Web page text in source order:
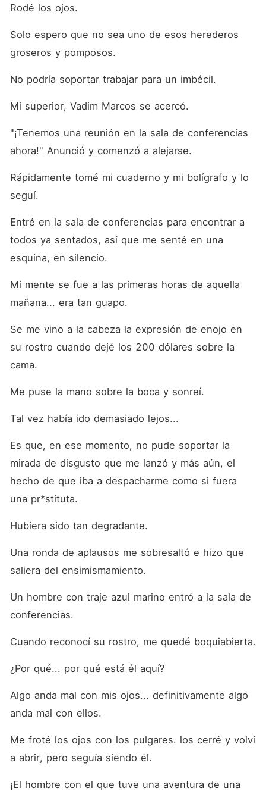
Rodé los ojos.
Solo espero que no sea uno de esos herederos
groseros y pomposos.
No podría soportar trabajar para un imbécil.
Mi superior, Vadim Marcos se acercó.
"¡Tenemos una reunión en la sala de conferencias
ahora!" Anunció y comenzó a alejarse.
Rápidamente tomé mi cuaderno y mi bolígrafo y lo
seguí.
Entré en la sala de conferencias para encontrar a
todos ya sentados, así que me senté en una
esquina, en silencio.
Mi mente se fue a las primeras horas de aquella
mañana... era tan guapo.
Se me vino a la cabeza la expresión de enojo en
su rostro cuando dejé los 200 dólares sobre la
cama.
Me puse la mano sobre la boca y sonreí.
Tal vez había ido demasiado lejos...
Es que, en ese momento, no pude soportar la
mirada de disgusto que me lanzó y más aún, el
hecho de que iba a despacharme como si fuera
una pr*stituta.
Hubiera sido tan degradante.
Una ronda de aplausos me sobresaltó e hizo que
saliera del ensimismamiento.
Un hombre con traje azul marino entró a la sala de
conferencias.
Cuando reconocí su rostro, me quedé boquiabierta.
¿Por qué... por qué está él aquí?
Algo anda mal con mis ojos... definitivamente algo
anda mal con ellos.
Me froté los ojos con los pulgares. los cerré y volví
a abrir, pero seguía siendo él.
¡El hombre con el que tuve una aventura de una